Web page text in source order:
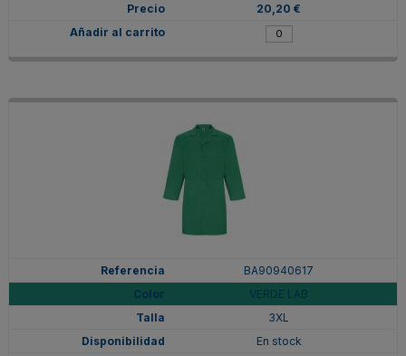
20,20 €
BA90940617
VERDE LAB
3XL
En stock